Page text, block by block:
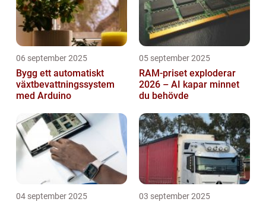
06 september 2025
Bygg ett automatiskt
växtbevattningssystem
med Arduino
05 september 2025
RAM-priset exploderar
2026 – AI kapar minnet
du behövde
04 september 2025 03 september 2025